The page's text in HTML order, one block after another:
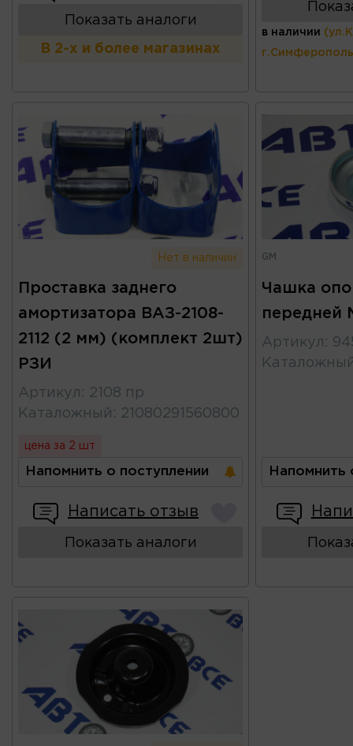
Показать аналоги
В 2-х и более магазинах
в наличии
Нет в наличии
Проставка заднего
амортизатора ВАЗ-2108-
2112 (2 мм) (комплект 2шт)
РЗИ
Артикул : 2108 пр
Каталожный : 21080291560800
цена за 2 шт
Напомнить о поступлении
Написать отзыв
Показать аналоги
GM
Чашка
передней
Артикул :
Напомнить